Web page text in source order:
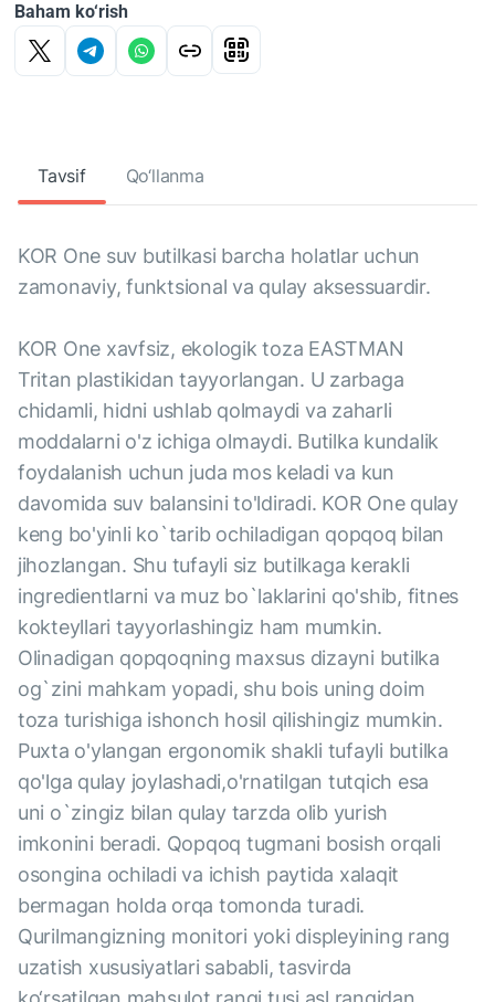
Baham ko‘rish
Tavsif Qo‘llanma
KOR One suv butilkasi barcha holatlar uchun
zamonaviy, funktsional va qulay aksessuardir.
KOR One xavfsiz, ekologik toza EASTMAN
Tritan plastikidan tayyorlangan. U zarbaga
chidamli, hidni ushlab qolmaydi va zaharli
moddalarni o'z ichiga olmaydi. Butilka kundalik
foydalanish uchun juda mos keladi va kun
davomida suv balansini to'ldiradi. KOR One qulay
keng bo'yinli ko`tarib ochiladigan qopqoq bilan
jihozlangan. Shu tufayli siz butilkaga kerakli
ingredientlarni va muz bo`laklarini qo'shib, fitnes
kokteyllari tayyorlashingiz ham mumkin.
Olinadigan qopqoqning maxsus dizayni butilka
og`zini mahkam yopadi, shu bois uning doim
toza turishiga ishonch hosil qilishingiz mumkin.
Puxta o'ylangan ergonomik shakli tufayli butilka
qo'lga qulay joylashadi,o'rnatilgan tutqich esa
uni o`zingiz bilan qulay tarzda olib yurish
imkonini beradi. Qopqoq tugmani bosish orqali
osongina ochiladi va ichish paytida xalaqit
bermagan holda orqa tomonda turadi.
Qurilmangizning monitori yoki displeyining rang
uzatish xususiyatlari sababli, tasvirda